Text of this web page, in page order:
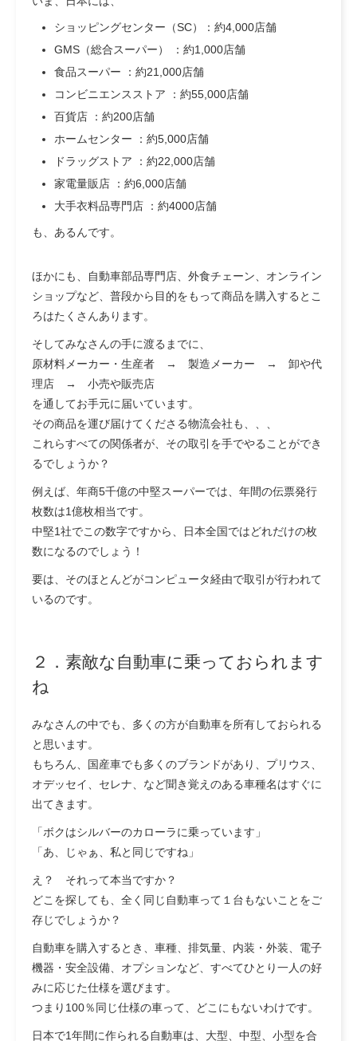
ショッピングセンター（SC）：約4,000店舗
GMS（総合スーパー） ：約1,000店舗
食品スーパー ：約21,000店舗
コンビニエンスストア ：約55,000店舗
百貨店 ：約200店舗
ホームセンター ：約5,000店舗
ドラッグストア ：約22,000店舗
家電量販店 ：約6,000店舗
大手衣料品専門店 ：約4000店舗
も、あるんです。
ほかにも、自動車部品専門店、外食チェーン、オンライン
ショップなど、普段から目的をもって商品を購入するとこ
ろはたくさんあります。
そしてみなさんの手に渡るまでに、
原材料メーカー・生産者 → 製造メーカー → 卸や代
理店 → 小売や販売店
を通してお手元に届いています。
その商品を運び届けてくださる物流会社も、、、
これらすべての関係者が、その取引を手でやることができ
るでしょうか？
例えば、年商5千億の中堅スーパーでは、年間の伝票発行
枚数は1億枚相当です。
中堅1社でこの数字ですから、日本全国ではどれだけの枚
数になるのでしょう！
要は、そのほとんどがコンピュータ経由で取引が行われて
いるのです。
２．素敵な自動車に乗っておられます
ね
みなさんの中でも、多くの方が自動車を所有しておられる
と思います。
もちろん、国産車でも多くのブランドがあり、プリウス、
オデッセイ、セレナ、など聞き覚えのある車種名はすぐに
出てきます。
「ボクはシルバーのカローラに乗っています」
「あ、じゃぁ、私と同じですね」
え？ それって本当ですか？
どこを探しても、全く同じ自動車って１台もないことをご
存じでしょうか？
自動車を購入するとき、車種、排気量、内装・外装、電子
機器・安全設備、オプションなど、すべてひとり一人の好
みに応じた仕様を選びます。
つまり100％同じ仕様の車って、どこにもないわけです。
日本で1年間に作られる自動車は、大型、中型、小型を合